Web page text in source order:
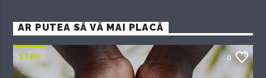
AR PUTEA SĂ VĂ MAI PLACĂ
ȘTIRI 0